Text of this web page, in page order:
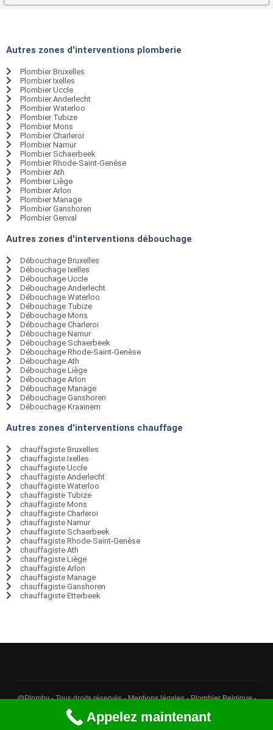
Autres zones d'interventions plomberie
Plombier Bruxelles
Plombier Ixelles
Plombier Uccle
Plombier Anderlecht
Plombier Waterloo
Plombier Tubize
Plombier Mons
Plombier Charleroi
Plombier Namur
Plombier Schaerbeek
Plombier Rhode-Saint-Genèse
Plombier Ath
Plombier Liège
Plombier Arlon
Plombier Manage
Plombier Ganshoren
Plombier Genval
Autres zones d'interventions débouchage
Débouchage Bruxelles
Débouchage Ixelles
Débouchage Uccle
Débouchage Anderlecht
Débouchage Waterloo
Débouchage Tubize
Débouchage Mons
Débouchage Charleroi
Débouchage Namur
Débouchage Schaerbeek
Débouchage Rhode-Saint-Genèse
Débouchage Ath
Débouchage Liège
Débouchage Arlon
Débouchage Manage
Débouchage Ganshoren
Débouchage Kraainem
Autres zones d'interventions chauffage
chauffagiste Bruxelles
chauffagiste Ixelles
chauffagiste Uccle
chauffagiste Anderlecht
chauffagiste Waterloo
chauffagiste Tubize
chauffagiste Mons
chauffagiste Charleroi
chauffagiste Namur
chauffagiste Schaerbeek
chauffagiste Rhode-Saint-Genèse
chauffagiste Ath
chauffagiste Liège
chauffagiste Arlon
chauffagiste Manage
chauffagiste Ganshoren
chauffagiste Etterbeek
@Plomby - Tous droits réservés -Mentions légales-Plombier Belgique-
Débouchage Belgique
Appelez maintenant